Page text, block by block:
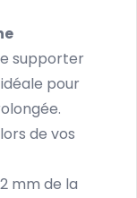
supporter
pour
de vos
mm de la